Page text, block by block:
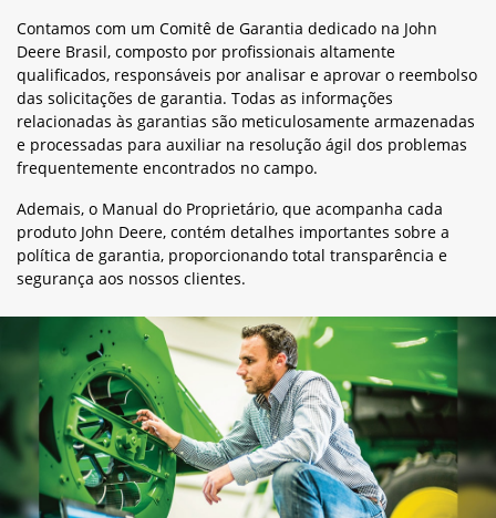
Contamos com um Comitê de Garantia dedicado na John
Deere Brasil, composto por profissionais altamente
qualificados, responsáveis por analisar e aprovar o reembolso
das solicitações de garantia. Todas as informações
relacionadas às garantias são meticulosamente armazenadas
e processadas para auxiliar na resolução ágil dos problemas
frequentemente encontrados no campo.
Ademais, o Manual do Proprietário, que acompanha cada
produto John Deere, contém detalhes importantes sobre a
política de garantia, proporcionando total transparência e
segurança aos nossos clientes.